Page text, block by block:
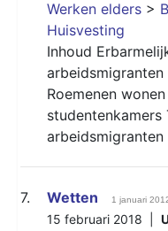
Werken elders >
Huisvesting
Inhoud
arbeidsmigranten
Roemenen
7. Wetten 1 januari
15 februari 2018 |